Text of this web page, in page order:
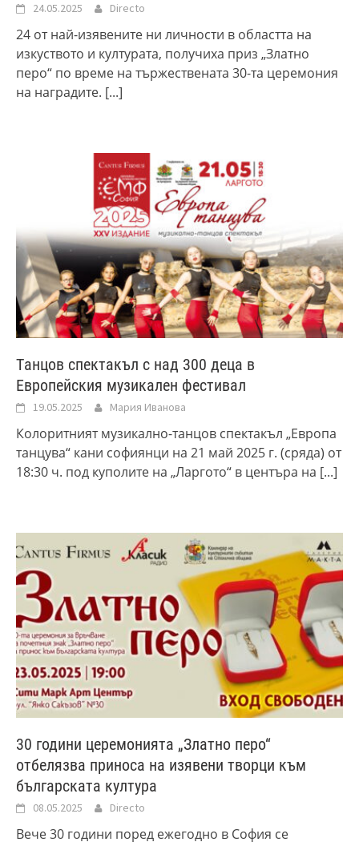
24.05.2025 Directo
24 от най-изявените ни личности в областта на
изкуството и културата, получиха приз „Златно
перо“ по време на тържествената 30-та церемония
на наградите. [...]
Tанцов спектакъл с над 300 деца в
Европейския музикален фестивал
19.05.2025 Мария Иванова
Колоритният музикално-танцов спектакъл „Европа
танцува“ кани софиянци на 21 май 2025 г. (сряда) от
18:30 ч. под куполите на „Ларгото“ в центъра на [...]
30 години церемонията „Златно перо“
отбелязва приноса на изявени творци към
българската култура
08.05.2025 Directo
Вече 30 години поред ежегодно в София се